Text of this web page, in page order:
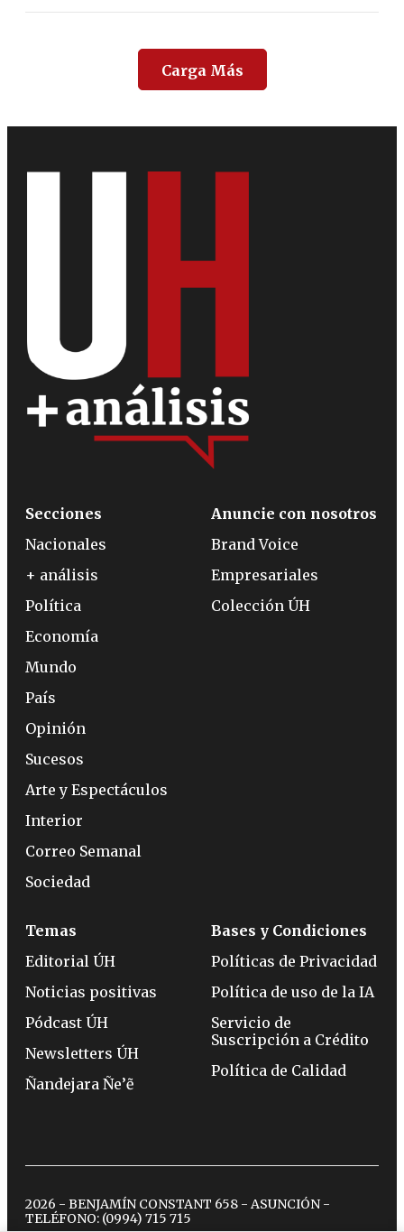
Carga Más
Secciones
Nacionales
+ análisis
Política
Economía
Mundo
País
Opinión
Sucesos
Arte y Espectáculos
Interior
Correo Semanal
Sociedad
Anuncie con nosotros
Brand Voice
Empresariales
Colección ÚH
Temas
Editorial ÚH
Noticias positivas
Pódcast ÚH
Newsletters ÚH
Ñandejara Ñe’ẽ
Bases y Condiciones
Políticas de Privacidad
Política de uso de la IA
Servicio de
Suscripción a Crédito
Política de Calidad
2026 - BENJAMÍN CONSTANT 658 - ASUNCIÓN -
TELÉFONO: (0994) 715 715